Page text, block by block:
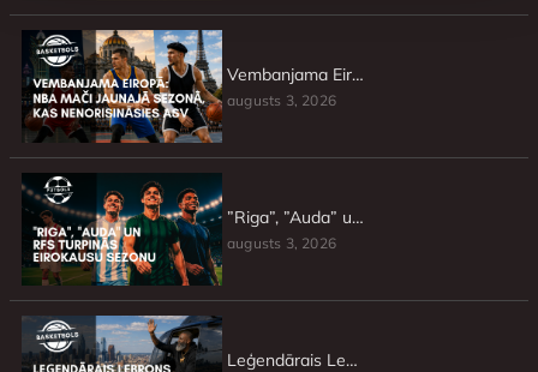
Vembanjama Eiropā: NBA mači jaunajā sezonā, kas nenorisināsies ASV
augusts 3, 2026
”Riga”, ”Auda” un RFS turpinās Eirokausu sezonu
augusts 3, 2026
Leģendārais Lebrons Džeimss karjeru turpinās Filadelfijas ”76ers” rindās